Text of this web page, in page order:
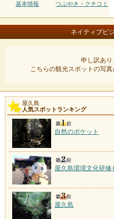
基本情報 つぶやき・クチコミ
ネイティブビ
申し訳あり
こちらの観光スポットの写真
屋久島
人気スポットランキング
自然のポケット
屋久島環境文化研修
屋久島